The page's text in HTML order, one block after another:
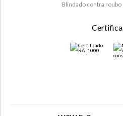
Blindado contra